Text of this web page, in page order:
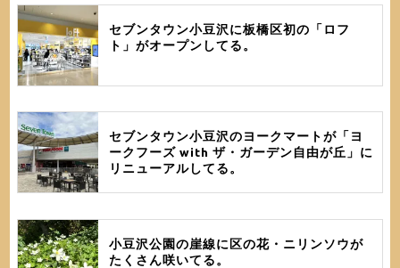
セブンタウン小豆沢に板橋区初の「ロフ
ト」がオープンしてる。
セブンタウン小豆沢のヨークマートが「ヨ
ークフーズ with ザ・ガーデン自由が丘」に
リニューアルしてる。
小豆沢公園の崖線に区の花・ニリンソウが
たくさん咲いてる。